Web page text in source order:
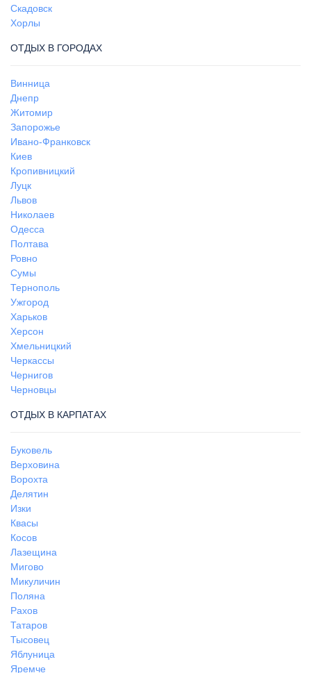
Скадовск
Хорлы
ОТДЫХ В ГОРОДАХ
Винница
Днепр
Житомир
Запорожье
Ивано-Франковск
Киев
Кропивницкий
Луцк
Львов
Николаев
Одесса
Полтава
Ровно
Сумы
Тернополь
Ужгород
Харьков
Херсон
Хмельницкий
Черкассы
Чернигов
Черновцы
ОТДЫХ В КАРПАТАХ
Буковель
Верховина
Ворохта
Делятин
Изки
Квасы
Косов
Лазещина
Мигово
Микуличин
Поляна
Рахов
Татаров
Тысовец
Яблуница
Яремче